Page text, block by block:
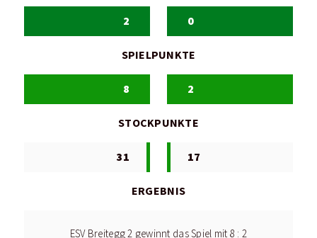
2 0
SPIELPUNKTE
8 2
STOCKPUNKTE
31 17
ERGEBNIS
ESV Breitegg 2 gewinnt das Spiel mit 8 : 2